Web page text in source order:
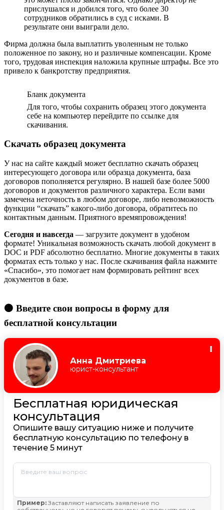
прислушался и добился того, что более 30
сотрудников обратились в суд с исками. В
результате они выиграли дело.
Фирма должна была выплатить уволенным не только
положенное по закону, но и различные компенсации. Кроме
того, трудовая инспекция наложила крупные штрафы. Все это
привело к банкротству предприятия.
Бланк документа
Для того, чтобы сохранить образец этого документа
себе на компьютер перейдите по ссылке для
скачивания.
Скачать образец документа
У нас на сайте каждый может бесплатно скачать образец
интересующего договора или образца документа, база
договоров пополняется регулярно. В нашей базе более 5000
договоров и документов различного характера. Если вами
замечена неточность в любом договоре, либо невозможность
функции “скачать” какого-либо договора, обратитесь по
контактным данным. Приятного времяпровождения!
Сегодня и навсегда — загрузите документ в удобном
формате! Уникальная возможность скачать любой документ в
DOC и PDF абсолютно бесплатно. Многие документы в таких
форматах есть только у нас. После скачивания файла нажмите
«Спасибо», это помогает нам формировать рейтинг всех
документов в базе.
🟠 Введите свои вопросы в форму для
бесплатной консультации